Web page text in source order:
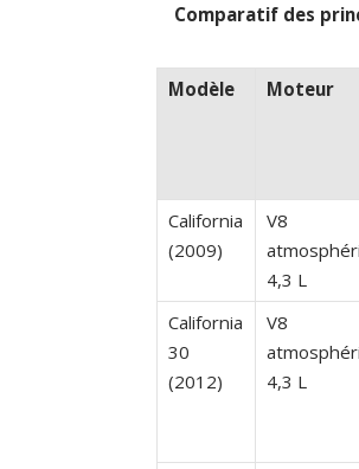
Comparatif des
Modèle
Moteur
California
(2009)
V8
4,3 L
California
30
(2012)
V8
4,3 L